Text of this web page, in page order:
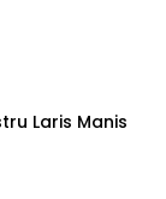
Laris Manis